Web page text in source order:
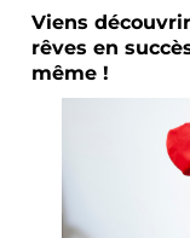
Viens
rêves en
même !